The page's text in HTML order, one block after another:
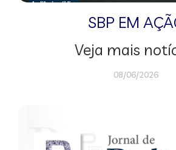
SBP EM
Veja mais
08/06/2026